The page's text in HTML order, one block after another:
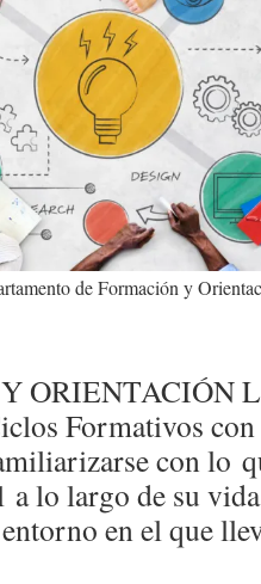
de Formación y
ORIENTACIÓN
Formativos
con lo
lo largo de su
en el que